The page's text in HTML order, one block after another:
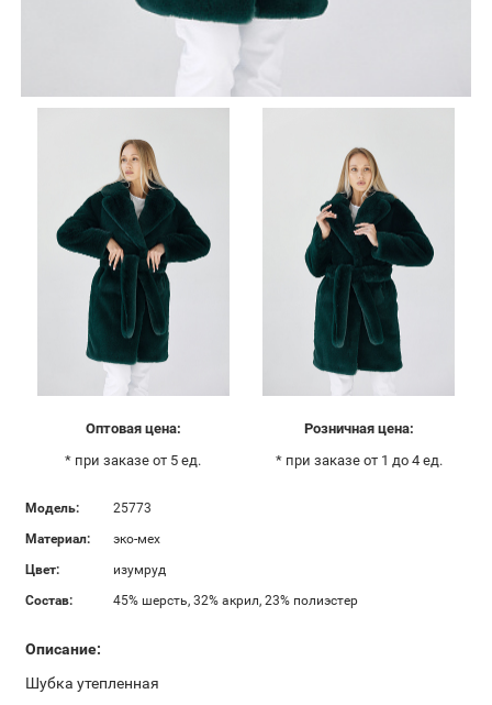
Оптовая цена:
* при заказе от 5 ед.
Розничная цена:
* при заказе от 1 до 4 ед.
Модель:
25773
Материал:
эко-мех
Цвет:
изумруд
Состав:
45% шерсть, 32% акрил, 23% полиэстер
Описание:
Шубка утепленная